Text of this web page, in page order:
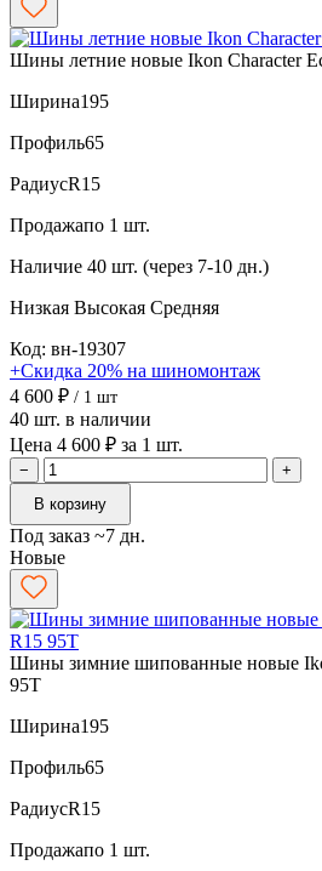
Шины летние новые Ikon Character
Ширина195
Профиль65
РадиусR15
Продажапо 1 шт.
Наличие 40 шт. (через 7-10 дн.)
Низкая Высокая Средняя
Код: вн-19307
+Скидка 20% на шиномонтаж
4 600 ₽ / 1 шт
40 шт. в наличии
Цена 4 600 ₽ за 1 шт.
−
+
В корзину
Под заказ ~7 дн.
Новые
Шины зимние шипованные новые
95T
Ширина195
Профиль65
РадиусR15
Продажапо 1 шт.